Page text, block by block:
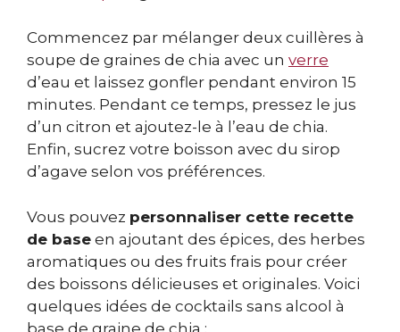
Commencez par mélanger deux cuillères à
soupe de graines de chia avec un verre
d’eau et laissez gonfler pendant environ 15
minutes. Pendant ce temps, pressez le jus
d’un citron et ajoutez-le à l’eau de chia.
Enfin, sucrez votre boisson avec du sirop
d’agave selon vos préférences.
Vous pouvez personnaliser cette recette
de base en ajoutant des épices, des herbes
aromatiques ou des fruits frais pour créer
des boissons délicieuses et originales. Voici
quelques idées de cocktails sans alcool à
base de graine de chia :